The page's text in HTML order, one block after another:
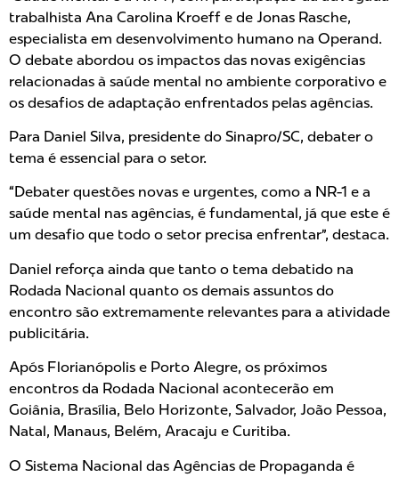
trabalhista Ana Carolina Kroeff e de Jonas Rasche,
especialista em desenvolvimento humano na Operand.
O debate abordou os impactos das novas exigências
relacionadas à saúde mental no ambiente corporativo e
os desafios de adaptação enfrentados pelas agências.
Para Daniel Silva, presidente do Sinapro/SC, debater o
tema é essencial para o setor.
“Debater questões novas e urgentes, como a NR-1 e a
saúde mental nas agências, é fundamental, já que este é
um desafio que todo o setor precisa enfrentar”, destaca.
Daniel reforça ainda que tanto o tema debatido na
Rodada Nacional quanto os demais assuntos do
encontro são extremamente relevantes para a atividade
publicitária.
Após Florianópolis e Porto Alegre, os próximos
encontros da Rodada Nacional acontecerão em
Goiânia, Brasília, Belo Horizonte, Salvador, João Pessoa,
Natal, Manaus, Belém, Aracaju e Curitiba.
O Sistema Nacional das Agências de Propaganda é